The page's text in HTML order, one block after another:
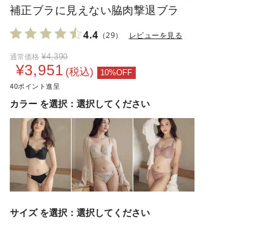
補正ブラに見えない脇肉撃退ブラ
4.4 （29） レビューを見る
通常価格 ¥4,390
¥3,951 税込
40
カラー 選択してください
サイズ 選択してください